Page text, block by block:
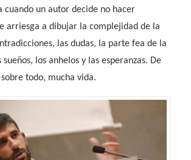
cuando un autor decide no hacer
arriesga a dibujar la complejidad de la
las dudas, la parte fea de la
los anhelos y las esperanzas. De
todo, mucha vida.